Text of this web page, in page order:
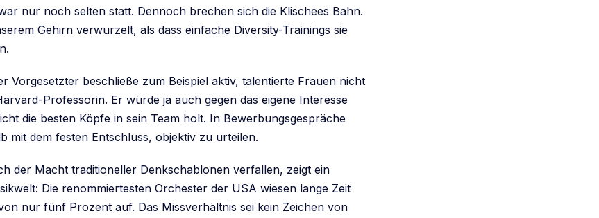
nur noch selten statt. Dennoch brechen sich die Klischees Bahn.
Gehirn verwurzelt, als dass einfache Diversity-Trainings sie
Vorgesetzter beschließe zum Beispiel aktiv, talentierte Frauen nicht
Professorin. Er würde ja auch gegen das eigene Interesse
die besten Köpfe in sein Team holt. In Bewerbungsgespräche
mit dem festen Entschluss, objektiv zu urteilen.
der Macht traditioneller Denkschablonen verfallen, zeigt ein
Die renommiertesten Orchester der USA wiesen lange Zeit
nur fünf Prozent auf. Das Missverhältnis sei kein Zeichen von